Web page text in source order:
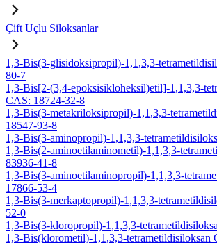
Çift Uçlu Siloksanlar
1,3-Bis(3-glisidoksipropil)-1,1,3,3-
80-7
1,3-Bis[2-(3,4-epoksisikloheksil)etil]-1,1,3,3-
CAS: 18724-32-8
1,3-Bis(3-metakriloksipropil)-1,1,3,3-
18547-93-8
1,3-Bis(3-aminopropil)-1,1,3,3-
1,3-Bis(2-aminoetilaminometil)-1,1,3,3-
83936-41-8
1,3-Bis(3-aminoetilaminopropil)-1,1,3,3-
17866-53-4
1,3-Bis(3-merkaptopropil)-1,1,3,3-
52-0
1,3-Bis(3-kloropropil)-1,1,3,3-
1,3-Bis(klorometil)-1,1,3,3-tetrametildisiloksan